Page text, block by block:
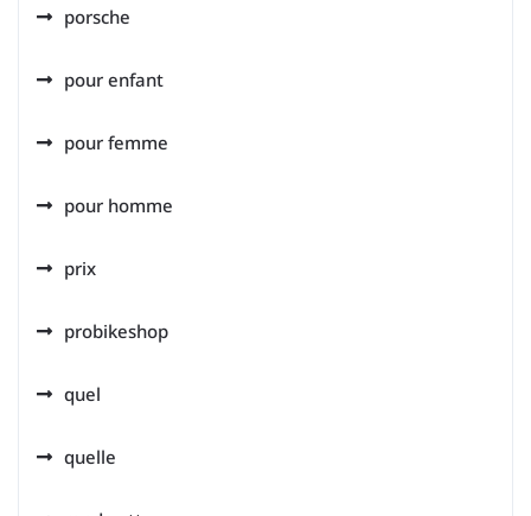
porsche
pour enfant
pour femme
pour homme
prix
probikeshop
quel
quelle